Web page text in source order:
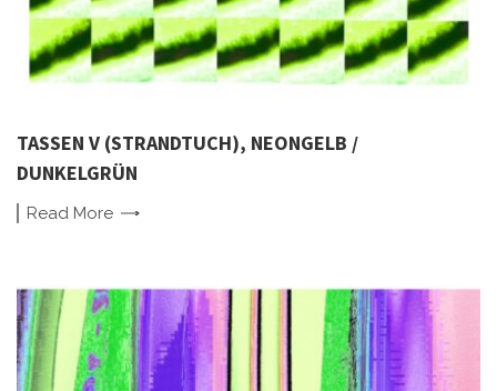
TASSEN V (STRANDTUCH), NEONGELB /
DUNKELGRÜN
Read More